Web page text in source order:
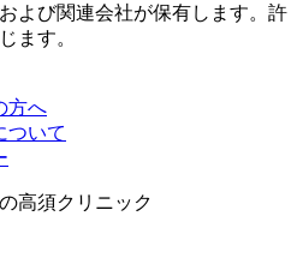
よび関連会社が保有します。許
ます。
方へ
ついて
高須クリニック